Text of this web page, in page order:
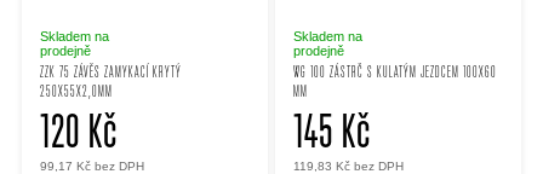
ZZK 75 ZÁVĚS ZAMYKACÍ KRYTÝ
250X55X2,0MM
Skladem na
prodejně
99,17 Kč bez DPH
120 Kč
WG 100 ZÁSTRČ S KULATÝM JEZDCEM 100X60
MM
Skladem na
prodejně
119,83 Kč bez DPH
145 Kč